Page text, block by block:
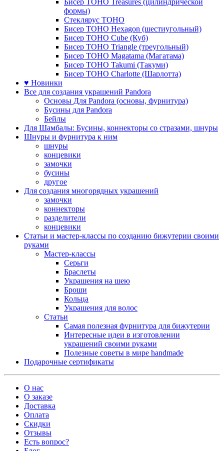
Бисер TOHO Treasures (цилиндрической
формы)
Стеклярус TOHO
Бисер TOHO Hexagon (шестиугольный)
Бисер TOHO Cube (Куб)
Бисер TOHO Triangle (треугольный)
Бисер TOHO Magatama (Магатама)
Бисер TOHO Takumi (Такуми)
Бисер TOHO Charlotte (Шарлотта)
♥ Новинки
Все для создания украшений Pandora
Основы Для Pandora (основы, фурнитура)
Бусины для Pandora
Бейлы
Для Шамбалы: Бусины, коннекторы со стразами, шнуры
Шнуры и фурнитура к ним
шнуры
концевики
замочки
бусины
другое
Для создания многорядных украшений
замочки
коннекторы
разделители
концевики
Статьи и мастер-классы по созданию бижутерии своими
руками
Мастер-классы
Серьги
Браслеты
Украшения на шею
Броши
Кольца
Украшения для волос
Статьи
Самая полезная фурнитура для бижутерии
Интересные идеи в изготовлении
украшений своими руками
Полезные советы в мире handmade
Подарочные сертификаты
О нас
О заказе
Доставка
Оплата
Скидки
Отзывы
Есть вопрос?